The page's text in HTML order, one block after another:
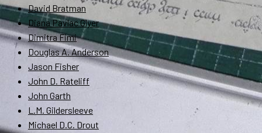
David Bratman
Diana Pavlac Glyer
Dimitra Fimi
Douglas A. Anderson
Jason Fisher
John D. Rateliff
John Garth
L.M. Gildersleeve
Michael D.C. Drout